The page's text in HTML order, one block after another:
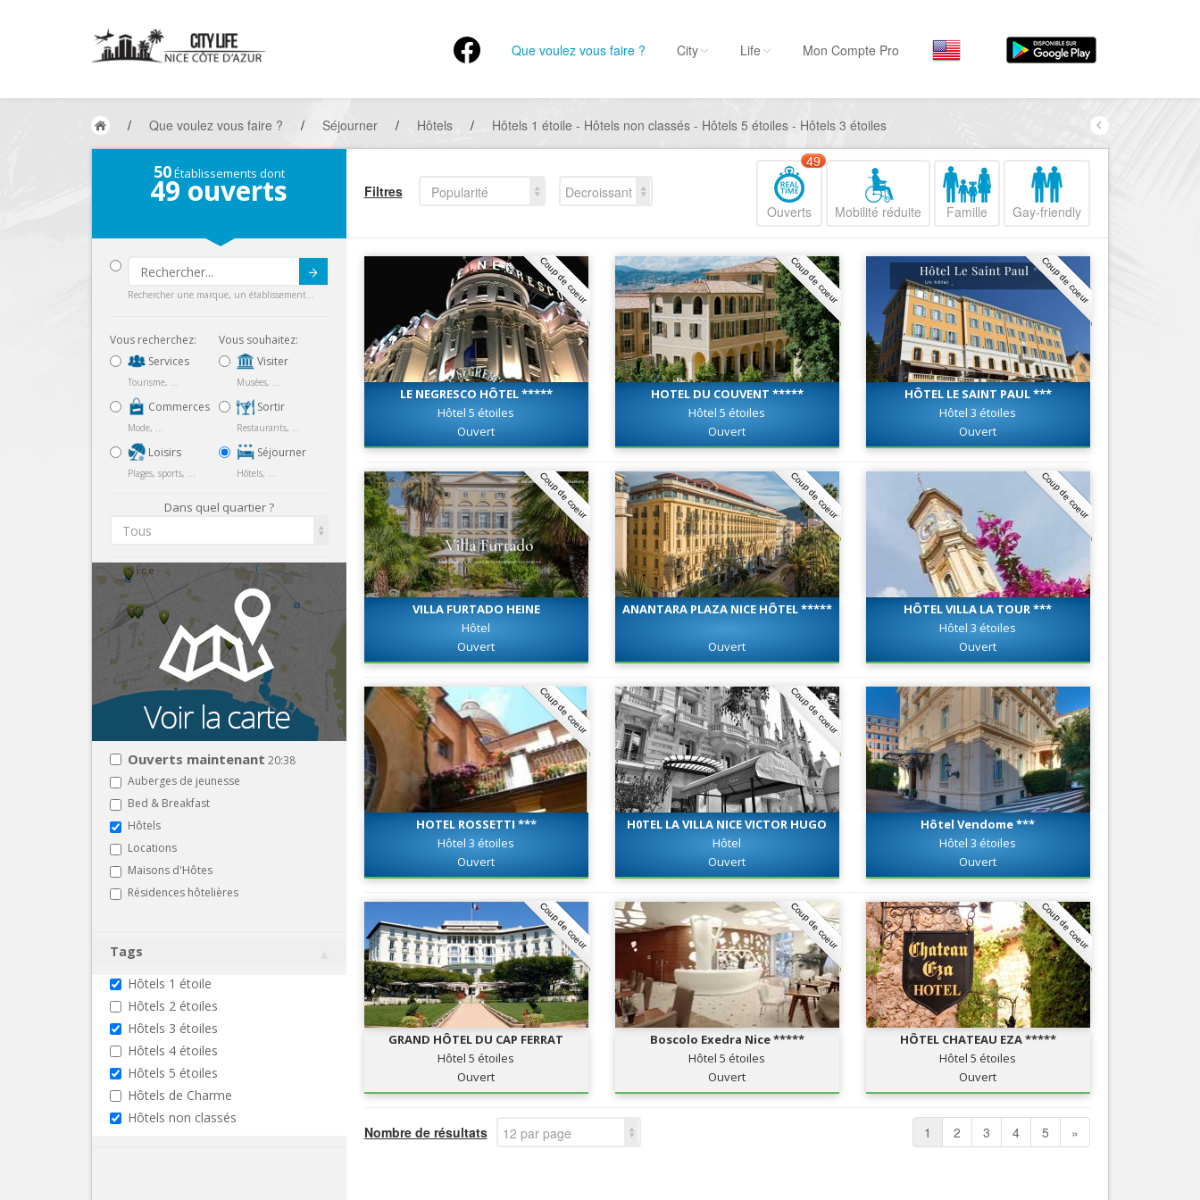
Que voulez vous faire ?
Par activité
Hôtels, ...
Visiter
Sortir
Restaurants, ...
Commerces
Mode, ...
Loisirs
Plages, sports, ...
Tourisme, ...
Par quartiers
Nice Promenade du
Nice le Port
Nice le Vieux Nice
Nice le Coeur de Ville
Nice les Collines Niçoises
Nice le petit Marais Niçois
Nice la plaine du Var
Nice Aéroport
City Life Mon Compte Pro
/ Que voulez vous faire ? / Séjourner / Hôtels / Hôtels 1 étoile - Hôtels non classés - Hôtels 5 étoiles - Hôtels 3 étoiles
50Établissements dont
49 ouverts
Rechercher une marque, un établissement...
Vous recherchez:
Services
Tourisme, ...
Commerces
Mode, ...
Loisirs
Plages, sports, ...
Vous souhaitez:
Visiter
Musées, ...
Sortir
Restaurants, ...
Séjourner
Hôtels, ...
Dans quel quartier ?
Tous
Ouverts maintenant 20:38
Auberges de jeunesse
Bed & Breakfast
Hôtels
Locations
Maisons d'Hôtes
Résidences hôtelières
Tags
Hôtels 1 étoile
Hôtels 2 étoiles
Hôtels 3 étoiles
Hôtels 4 étoiles
Hôtels 5 étoiles
Hôtels de Charme
Hôtels non classés
Filtres Popularité
Decroissant
Ouverts
49
Mobilité réduite Famille Gay-friendly
Coup de coeur
LE NEGRESCO HÔTEL *****
Hôtel 5 étoiles
Ouvert
Coup de coeur
HOTEL DU COUVENT *****
Hôtel 5 étoiles
Ouvert
Coup de coeur
HÔTEL LE SAINT PAUL ***
Hôtel 3 étoiles
Ouvert
Coup de coeur
VILLA FURTADO HEINE
Hôtel
Ouvert
Coup de coeur
ANANTARA PLAZA NICE HÔTEL *****
Ouvert
Coup de coeur
HÔTEL VILLA LA TOUR ***
Hôtel 3 étoiles
Ouvert
Coup de coeur
HOTEL ROSSETTI ***
Hôtel 3 étoiles
Ouvert
Coup de coeur
H0TEL LA VILLA NICE VICTOR HUGO
***
Hôtel
Ouvert
Hôtel Vendome ***
Hôtel 3 étoiles
Ouvert
Coup de coeur
GRAND HÔTEL DU CAP FERRAT
Hôtel 5 étoiles
Ouvert
Coup de coeur
Boscolo Exedra Nice *****
Hôtel 5 étoiles
Ouvert
Coup de coeur
HÔTEL CHATEAU EZA *****
Hôtel 5 étoiles
Ouvert
Nombre de résultats 12 par page 1 2 3 4 5 »